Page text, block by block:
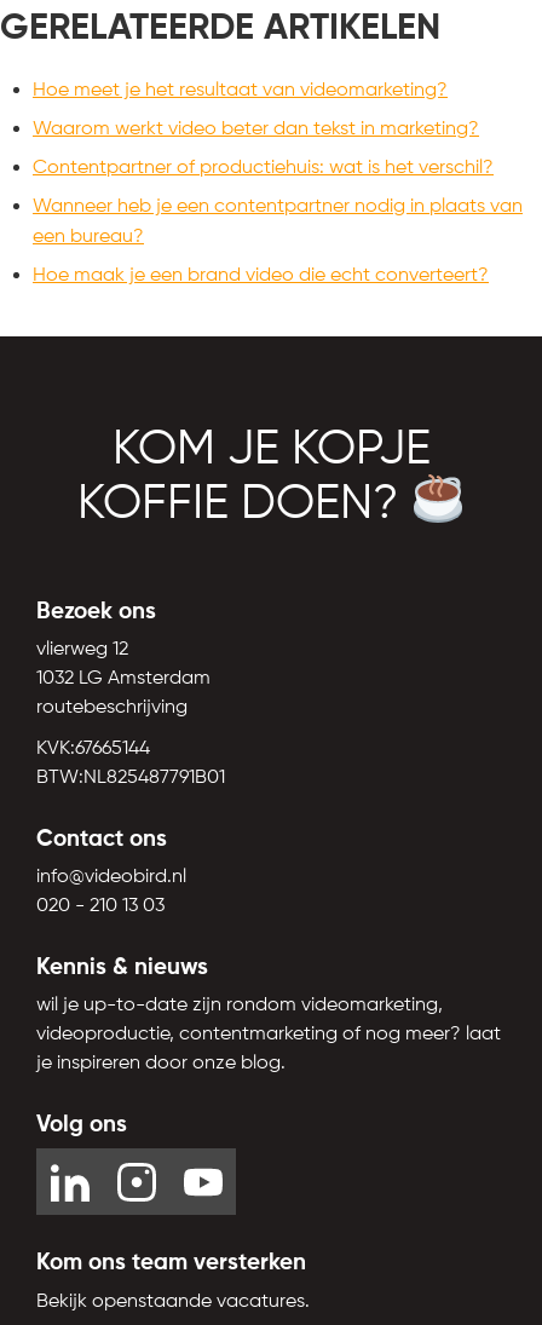
GERELATEERDE ARTIKELEN
Hoe meet je het resultaat van videomarketing?
Waarom werkt video beter dan tekst in marketing?
Contentpartner of productiehuis: wat is het verschil?
Wanneer heb je een contentpartner nodig in plaats van
een bureau?
Hoe maak je een brand video die echt converteert?
KOM JE KOPJE
KOFFIE DOEN?
Bezoek ons
vlierweg 12
1032 LG Amsterdam
routebeschrijving
KVK:67665144
BTW:NL825487791B01
Contact ons
info@videobird.nl
020 - 210 13 03
Kennis & nieuws
wil je up-to-date zijn rondom videomarketing,
videoproductie, contentmarketing of nog meer? laat
je inspireren door onze blog.
Volg ons
Kom ons team versterken
Bekijk openstaande vacatures.